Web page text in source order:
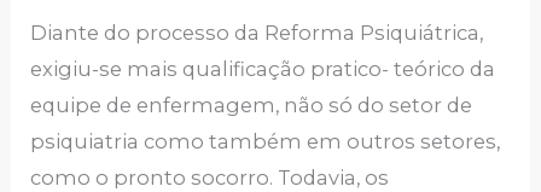
Diante do processo da Reforma Psiquiátrica,
exigiu-se mais qualificação pratico- teórico da
equipe de enfermagem, não só do setor de
psiquiatria como também em outros setores,
como o pronto socorro. Todavia, os